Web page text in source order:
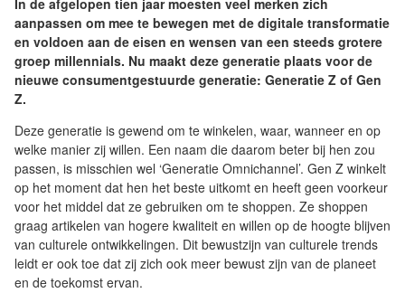
In de afgelopen tien jaar moesten veel merken zich
aanpassen om mee te bewegen met de digitale transformatie
en voldoen aan de eisen en wensen van een steeds grotere
groep millennials. Nu maakt deze generatie plaats voor de
nieuwe consumentgestuurde generatie: Generatie Z of Gen
Z.
Deze generatie is gewend om te winkelen, waar, wanneer en op
welke manier zij willen. Een naam die daarom beter bij hen zou
passen, is misschien wel ‘Generatie Omnichannel’. Gen Z winkelt
op het moment dat hen het beste uitkomt en heeft geen voorkeur
voor het middel dat ze gebruiken om te shoppen. Ze shoppen
graag artikelen van hogere kwaliteit en willen op de hoogte blijven
van culturele ontwikkelingen. Dit bewustzijn van culturele trends
leidt er ook toe dat zij zich ook meer bewust zijn van de planeet
en de toekomst ervan.